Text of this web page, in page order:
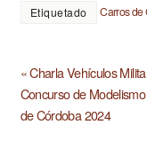
Etiquetado Carros de
«Charla Vehículos
Concurso de
de Córdoba 2024